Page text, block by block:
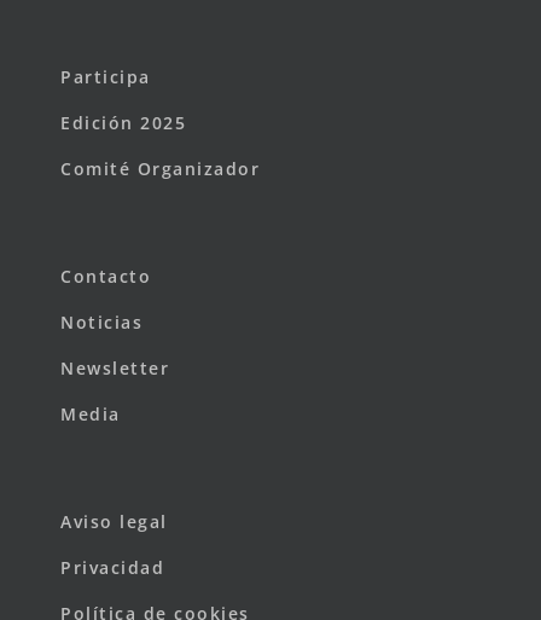
Participa
Edición 2025
Comité Organizador
Contacto
Noticias
Newsletter
Media
Aviso legal
Privacidad
Política de cookies